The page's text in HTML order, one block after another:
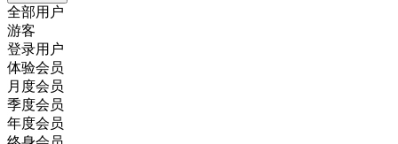
全部用户
游客
登录用户
体验会员
月度会员
季度会员
年度会员